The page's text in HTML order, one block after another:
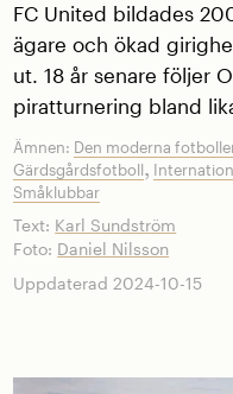
FC United bildades
ägare och ökad
ut. 18 år senare följer
piratturnering bland
Ämnen: Den moderna
Gärdsgårdsfotboll,
Småklubbar
Text: Karl Sundström
Foto: Daniel Nilsson
Uppdaterad 2024-10-15